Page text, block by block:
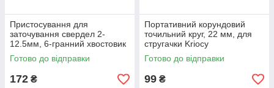
Пристосування для
заточування свердел 2-
12.5мм, 6-гранний хвостовик
під дриль, 160 мм Kriocy
Готово до відправки
172 ₴
Портативний корундовий
точильний круг, 22 мм, для
стругачки Kriocy
Готово до відправки
99 ₴